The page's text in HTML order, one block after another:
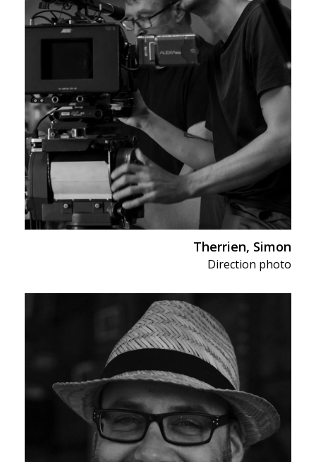
Therrien, Simon
Direction photo